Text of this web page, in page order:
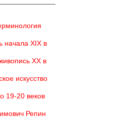
начала XIX в
XX в
искусство
19-20 веков
Репин